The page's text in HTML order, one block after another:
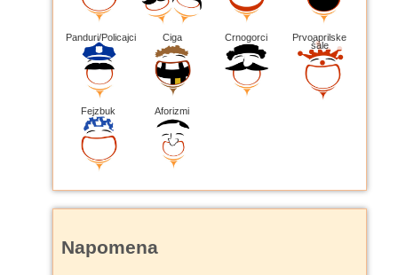
Panduri/Policajci Ciga Crnogorci Prvoaprilske
šale
Fejzbuk Aforizmi
Napomena